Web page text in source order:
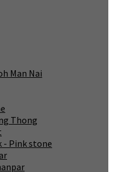
Man Nai
Thong
- Pink stone